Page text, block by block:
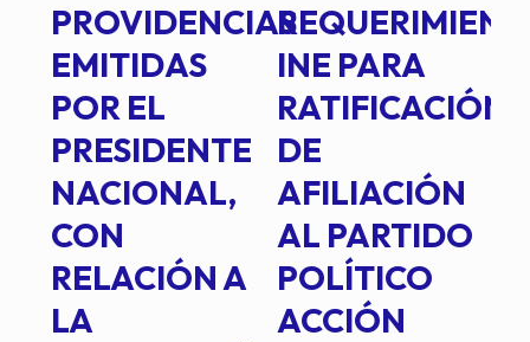
PROVIDENCIAS
EMITIDAS
POR EL
PRESIDENTE
NACIONAL,
CON
RELACIÓN A
LA
INE PARA
RATIFICACIÓN
DE
AFILIACIÓN
AL PARTIDO
POLÍTICO
ACCIÓN